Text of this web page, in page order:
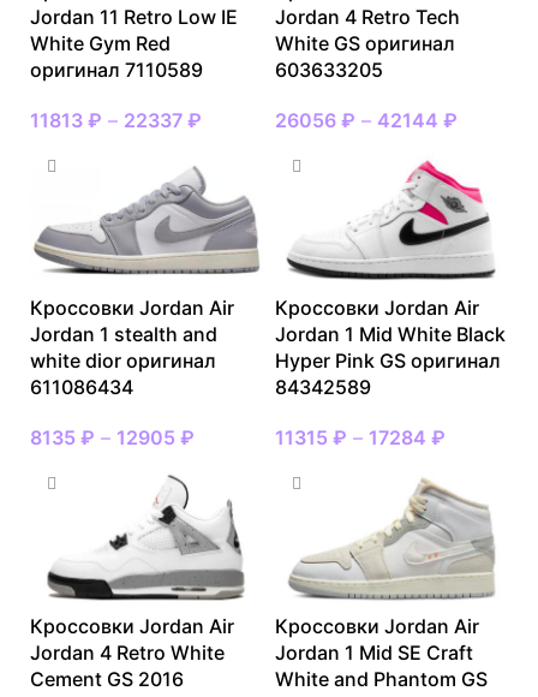
Jordan 11 Retro Low IE
White Gym Red
оригинал 7110589
11813 ₽ – 22337 ₽
Jordan 4 Retro Tech
White GS оригинал
603633205
26056 ₽ – 42144 ₽
Кроссовки Jordan Air
Jordan 1 stealth and
white dior оригинал
611086434
8135 ₽ – 12905 ₽
Кроссовки Jordan Air
Jordan 1 Mid White Black
Hyper Pink GS оригинал
84342589
11315 ₽ – 17284 ₽
Кроссовки Jordan Air
Jordan 4 Retro White
Cement GS 2016
Кроссовки Jordan Air
Jordan 1 Mid SE Craft
White and Phantom GS